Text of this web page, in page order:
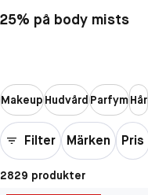
25% på body mists
MakeupHudvårdParfymHår
Filter Märken Pris
2829 produkter